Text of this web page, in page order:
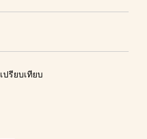
เปรียบเทียบ